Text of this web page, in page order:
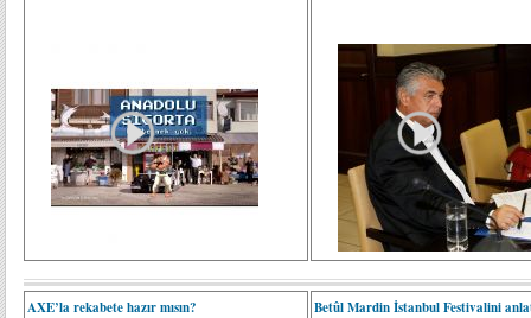
AXE’la rekabete hazır mısın? Betûl Mardin İstanbul Festivalini